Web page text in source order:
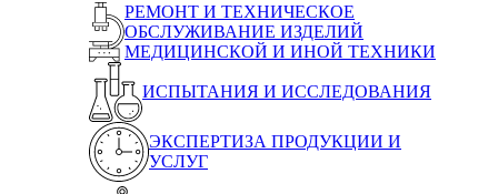
РЕМОНТ И ТЕХНИЧЕСКОЕ
ОБСЛУЖИВАНИЕ ИЗДЕЛИЙ
МЕДИЦИНСКОЙ И ИНОЙ ТЕХНИКИ
ИСПЫТАНИЯ И ИССЛЕДОВАНИЯ
ЭКСПЕРТИЗА ПРОДУКЦИИ И
УСЛУГ